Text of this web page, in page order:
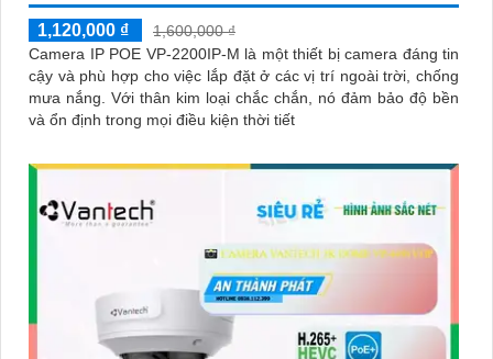
1,120,000 ₫
1,600,000 ₫
Camera IP POE VP-2200IP-M là một thiết bị camera đáng tin
cậy và phù hợp cho việc lắp đặt ở các vị trí ngoài trời, chống
mưa nắng. Với thân kim loại chắc chắn, nó đảm bảo độ bền
và ổn định trong mọi điều kiện thời tiết